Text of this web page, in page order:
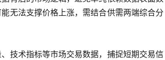
无法支撑价格上涨，需结合供需两端综合分
技术指标等市场交易数据，捕捉短期交易信